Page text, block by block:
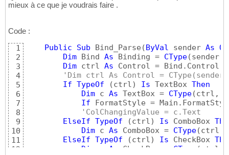
mieux à ce que je voudrais faire .
Code :
1
2
3
4
5
6
7
8
9
10
11
12
Public Sub Bind_Parse ( ByVal sender As
Dim Bind As Binding = CType(sender,
Dim ctrl As Control = Bind.Control
'Dim ctrl As Control =
If TypeOf (ctrl) Is TextBox Then
Dim c As TextBox = CType(ctrl,
If FormatStyle =
'ColChangingValue = c.Text
ElseIf TypeOf (ctrl) Is ComboBox
Dim c As ComboBox = CType(ctrl,
ElseIf TypeOf (ctrl) Is CheckBox
Dim
As CheckBox = CType (
ctrl,